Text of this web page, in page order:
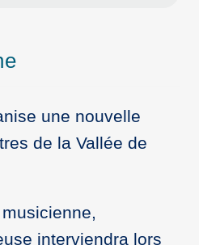
une nouvelle
de la Vallée de
interviendra lors